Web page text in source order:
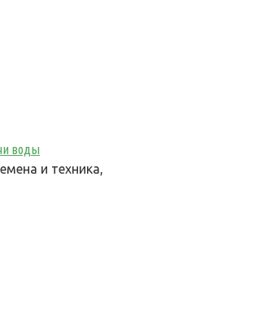
воды
и техника,